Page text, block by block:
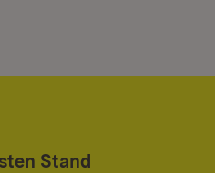
Stand